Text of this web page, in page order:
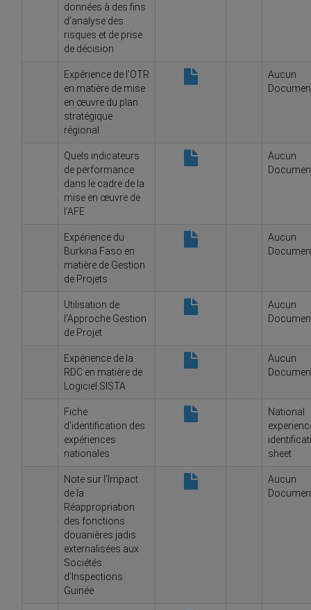
données à des fins
d’analyse des
risques et de prise
de décision
Expérience de l’OTR
en matière de mise
en œuvre du plan
stratégique
régional
Aucun
Quels indicateurs
de performance
dans le cadre de la
mise en œuvre de
l’AFE
Aucun
Expérience du
Burkina Faso en
matière de Gestion
de Projets
Aucun
Utilisation de
l'Approche Gestion
de Projet
Aucun
Expérience de la
RDC en matière de
Logiciel SISTA
Aucun
Fiche
d’identification des
expériences
nationales
National
sheet
Note sur l’Impact
de la
Réappropriation
des fonctions
douanières jadis
externalisées aux
Sociétés
d’Inspections.
Guinée
Aucun